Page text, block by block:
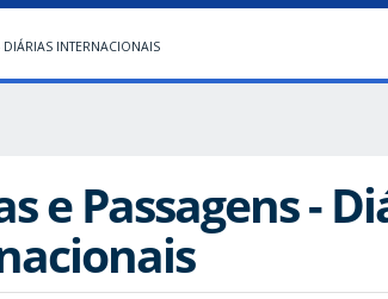
DIÁRIAS INTERNACIONAIS
e Passagens -